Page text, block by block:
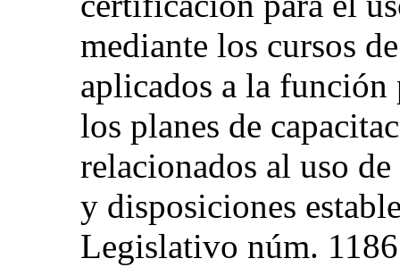
mediante los cursos
aplicados a la
los planes de
relacionados al uso
y disposiciones
Legislativo núm.